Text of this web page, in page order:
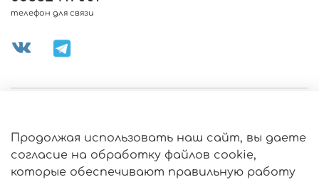
ИНФОРМАЦИЯ
телефон для связи
Продолжая использовать наш сайт, вы даете
согласие на обработку файлов cookie,
которые обеспечивают правильную работу
Политика
обработки